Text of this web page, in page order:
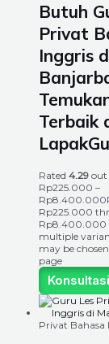
Butuh
Privat
Inggris
Terbaik
Rated 4.29 out
Rp225.000 –
Rp8.400.000
Rp225.000
Rp8.400.000
multiple
may be
page
Privat Bahasa